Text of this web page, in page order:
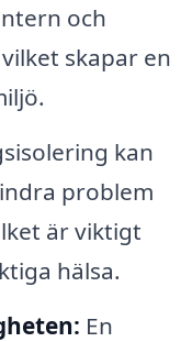
och
skapar en
kan
problem
är viktigt
hälsa.
En